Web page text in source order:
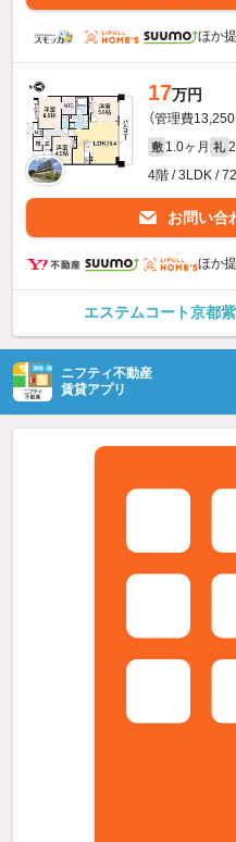
ほか
17万円
（管理費13,250
敷 1.0ヶ月 礼
4階 / 3LDK /
お問い合
ほか
エステムコート京都
ニフティ不動産
賃貸アプリ